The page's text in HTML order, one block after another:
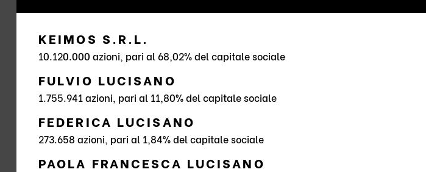
KEIMOS S.R.L.
10.120.000 azioni, pari al 68,02% del capitale sociale
FULVIO LUCISANO
1.755.941 azioni, pari al 11,80% del capitale sociale
FEDERICA LUCISANO
273.658 azioni, pari al 1,84% del capitale sociale
PAOLA FRANCESCA LUCISANO